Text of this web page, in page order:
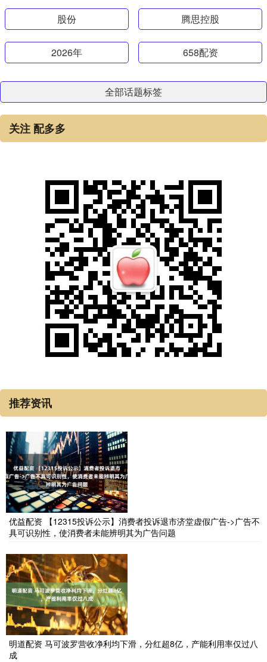
股份 腾思控股
2026年 658配资
全部话题标签
关注 配多多
推荐资讯
优益配资 【12315投诉公示】消费者投诉退市济堂虚假广告->广告不
具可识别性，使消费者未能辨明其为广告问题
明道配资 马可波罗营收净利均下滑，分红超8亿，产能利用率仅过八
成